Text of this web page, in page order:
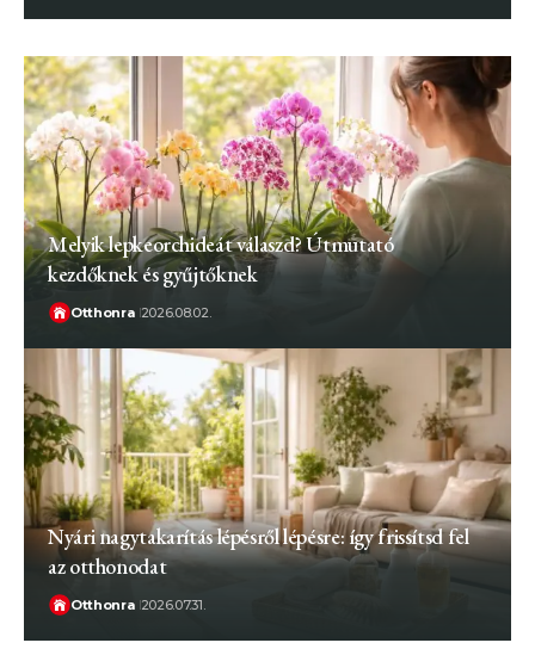
Melyik lepkeorchideát válaszd? Útmutató
kezdőknek és gyűjtőknek
Otthonra 2026.08.02.
Nyári nagytakarítás lépésről lépésre: így frissítsd fel
az otthonodat
Otthonra 2026.07.31.